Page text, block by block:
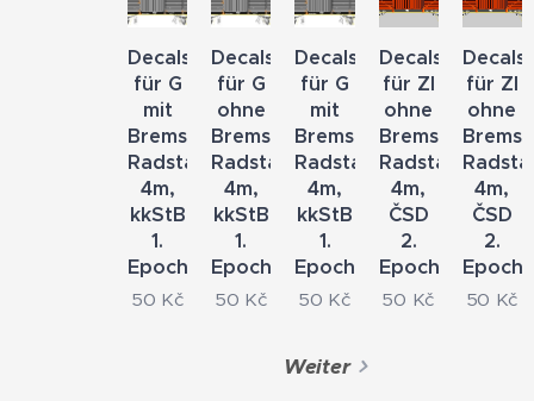
Decals
für G
mit
Bremse,
Radstand
4m,
kkStB
1.
Epoche
50 Kč
Decals
für G
ohne
Bremse,
Radstand
4m,
kkStB
1.
Epoche
50 Kč
Decals
für G
mit
Bremse,
Radstand
4m,
kkStB
1.
Epoche
50 Kč
Decals
für Zl
ohne
Bremse,
Radstand
4m,
ČSD
2.
Epoche
50 Kč
Decals
für Zl
ohne
4m,
ČSD
2.
Epoche
50 Kč
Weiter